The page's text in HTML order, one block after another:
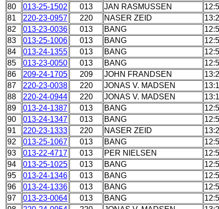
80
013-25-1502 013 JAN RASMUSSEN
81
220-23-0957 220 NASER ZEID
82
013-23-0036 013 BANG
83
013-25-1006 013 BANG
84
013-24-1355 013 BANG
85
013-23-0050 013 BANG
86
209-24-1705 209 JOHN FRANDSEN
87
220-23-0038 220 JONAS V. MADSEN
88
220-24-0944 220 JONAS V. MADSEN
89
013-24-1387 013 BANG
90
013-24-1347 013 BANG
91
220-23-1333 220 NASER ZEID
92
013-25-1067 013 BANG
93
013-22-4717 013 PER NIELSEN
94
013-25-1025 013 BANG
95
013-24-1346 013 BANG
96
013-24-1336 013 BANG
97
013-23-0064 013 BANG